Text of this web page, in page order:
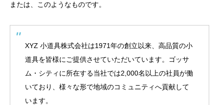
または、このようなものです。
XYZ 小道具株式会社は1971年の創立以来、高品質の小
道具を皆様にご提供させていただいています。ゴッサ
ム・シティに所在する当社では2,000名以上の社員が働
いており、様々な形で地域のコミュニティへ貢献して
います。